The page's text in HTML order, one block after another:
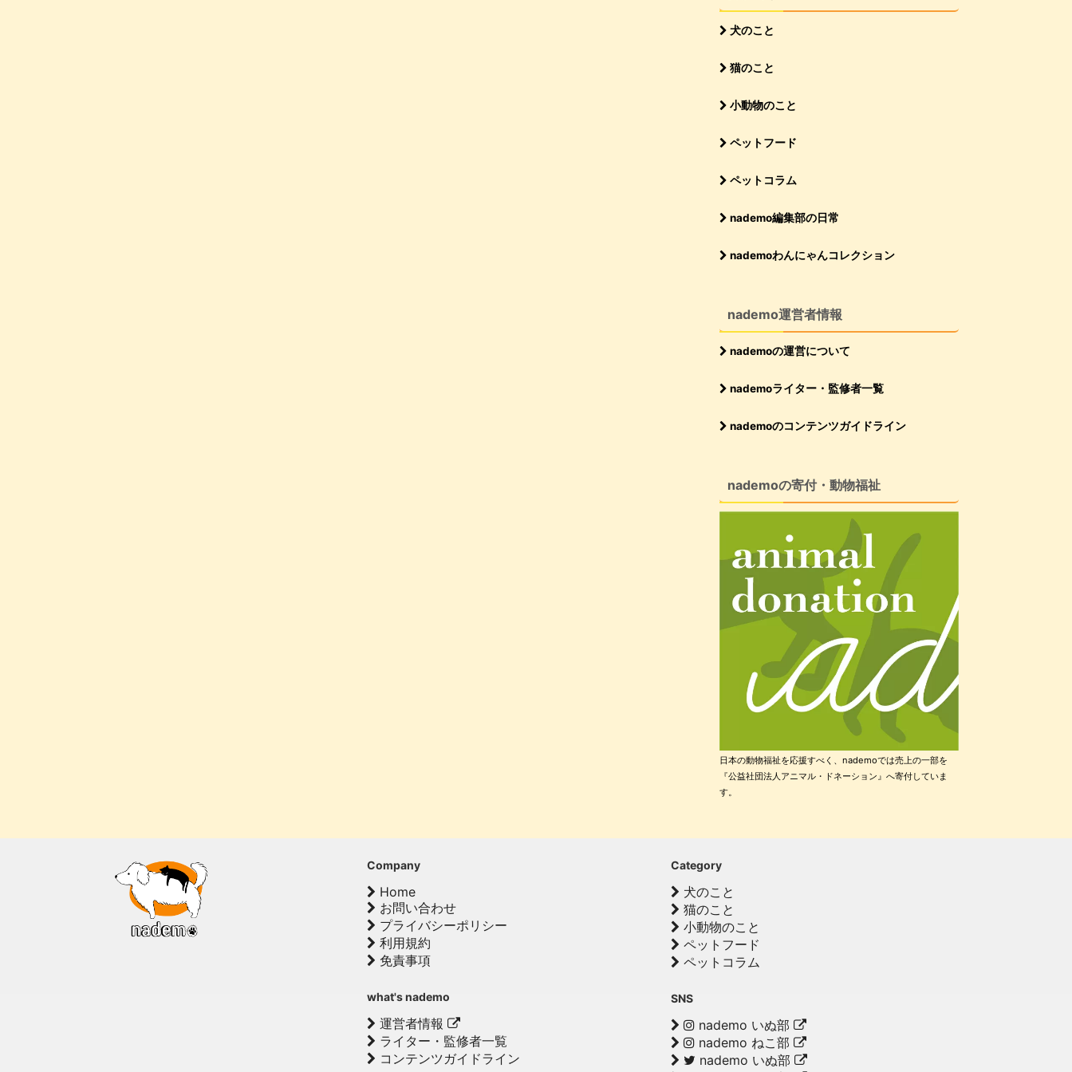
犬のこと
猫のこと
小動物のこと
ペットフード
ペットコラム
nademo編集部の日常
nademoわんにゃんコレクション
nademo運営者情報
nademoの運営について
nademoライター・監修者一覧
nademoのコンテンツガイドライン
nademoの寄付・動物福祉
日本の動物福祉を応援すべく、nademoでは売上の一部を
『公益社団法人アニマル・ドネーション』へ寄付していま
す。
Company
Home
お問い合わせ
プライバシーポリシー
利用規約
免責事項
what's nademo
運営者情報
ライター・監修者一覧
コンテンツガイドライン
Category
犬のこと
猫のこと
小動物のこと
ペットフード
ペットコラム
SNS
nademo いぬ部
nademo ねこ部
nademo いぬ部